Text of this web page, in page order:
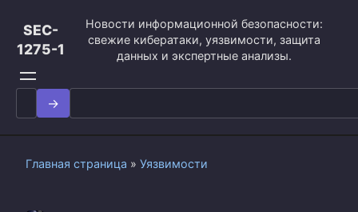
контенту
SEC-
1275-1
Новости информационной безопасности:
свежие кибератаки, уязвимости, защита
данных и экспертные анализы.
Search
for:
Главная страница » Уязвимости